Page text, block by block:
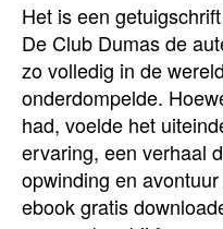
Het is een
De Club Dumas de
zo volledig in de
onderdompelde.
had, voelde het
ervaring, een verhaal
opwinding en
ebook gratis